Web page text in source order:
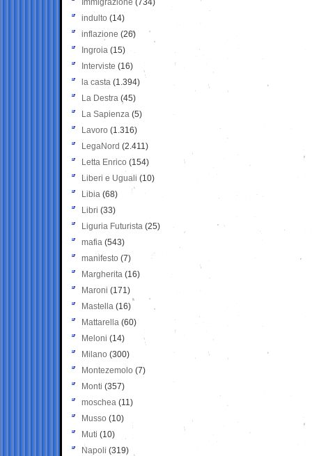
Immigrazione (734)
indulto (14)
inflazione (26)
Ingroia (15)
Interviste (16)
la casta (1.394)
La Destra (45)
La Sapienza (5)
Lavoro (1.316)
LegaNord (2.411)
Letta Enrico (154)
Liberi e Uguali (10)
Libia (68)
Libri (33)
Liguria Futurista (25)
mafia (543)
manifesto (7)
Margherita (16)
Maroni (171)
Mastella (16)
Mattarella (60)
Meloni (14)
Milano (300)
Montezemolo (7)
Monti (357)
moschea (11)
Musso (10)
Muti (10)
Napoli (319)